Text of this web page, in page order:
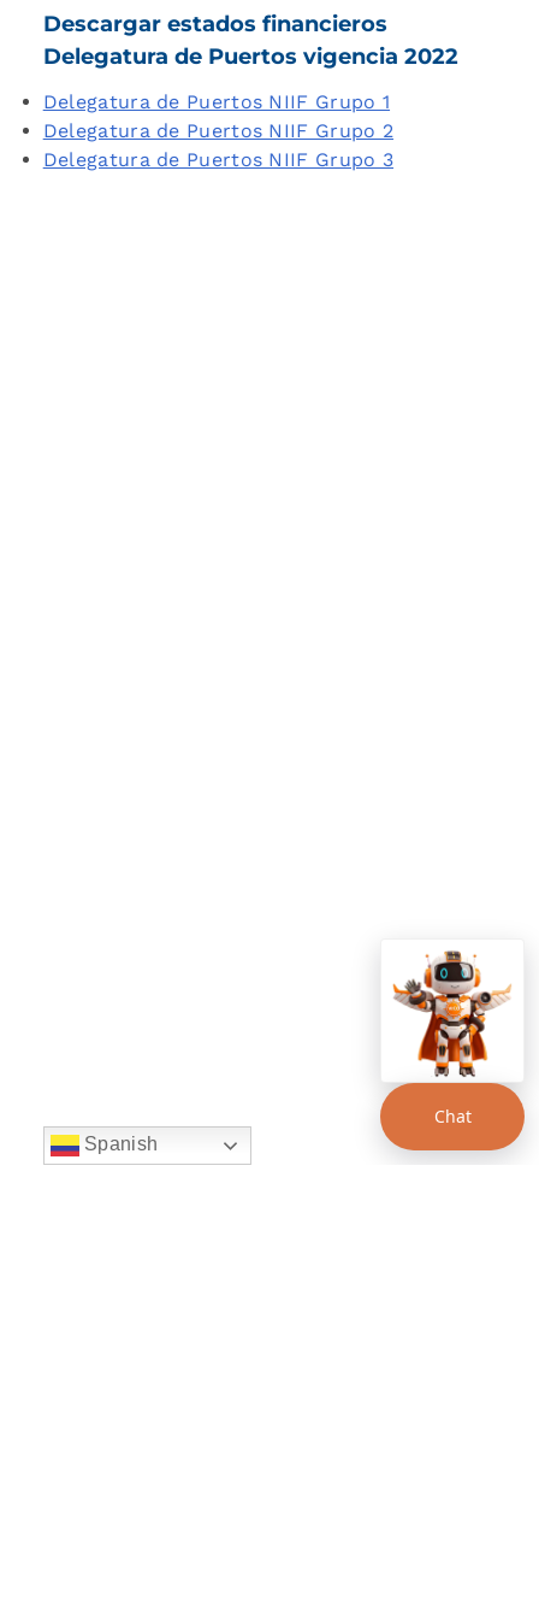
Descargar estados financieros
Delegatura de Puertos vigencia 2022
Delegatura de Puertos NIIF Grupo 1
Delegatura de Puertos NIIF Grupo 2
Delegatura de Puertos NIIF Grupo 3
Spanish
Chat